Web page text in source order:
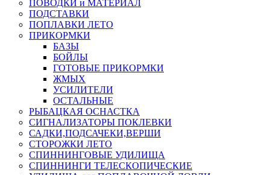
ПОВОДКИ и МАТЕРИАЛ
ПОДСТАВКИ
ПОПЛАВКИ ЛЕТО
ПРИКОРМКИ
БАЗЫ
БОЙЛЫ
ГОТОВЫЕ ПРИКОРМКИ
ЖМЫХ
УСИЛИТЕЛИ
ОСТАЛЬНЫЕ
РЫБАЦКАЯ ОСНАСТКА
СИГНАЛИЗАТОРЫ ПОКЛЕВКИ
САДКИ,ПОДСАЧЕКИ,ВЕРШИ
СТОРОЖКИ ЛЕТО
СПИННИНГОВЫЕ УДИЛИЩА
СПИННИНГИ ТЕЛЕСКОПИЧЕСКИЕ